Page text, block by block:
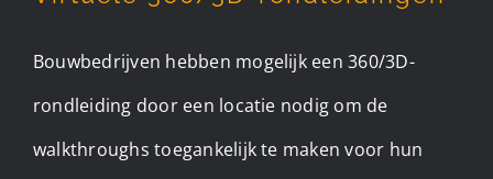
Bouwbedrijven hebben mogelijk een 360/3D-
rondleiding door een locatie nodig om de
walkthroughs toegankelijk te maken voor hun